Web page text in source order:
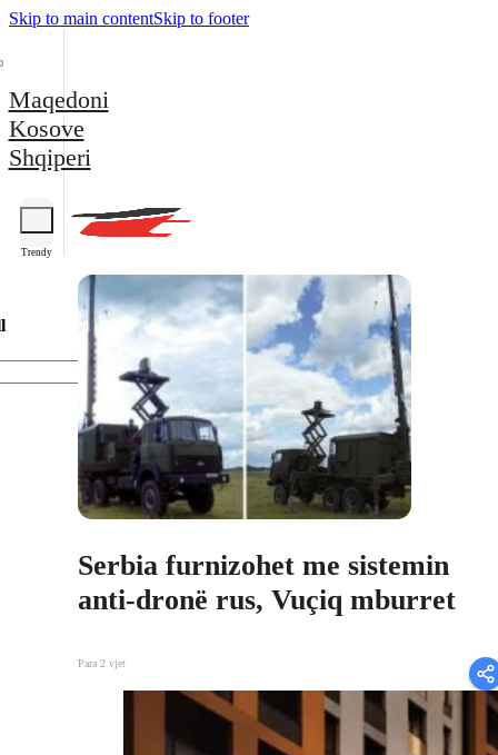
Skip to main contentSkip to footer
Maqedoni
Kosove
Shqiperi
Trendy
Serbia furnizohet me sistemin
anti-dronë rus, Vuçiq mburret
Para 2 vjet